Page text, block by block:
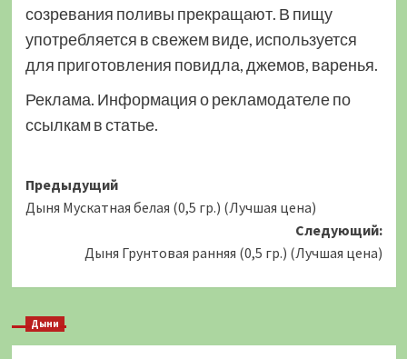
созревания поливы прекращают. В пищу
употребляется в свежем виде, используется
для приготовления повидла, джемов, варенья.
Реклама. Информация о рекламодателе по
ссылкам в статье.
Навигация
записи
Предыдущий
Дыня Мускатная белая (0,5 гр.) (Лучшая цена)
Следующий:
Дыня Грунтовая ранняя (0,5 гр.) (Лучшая цена)
Дыни